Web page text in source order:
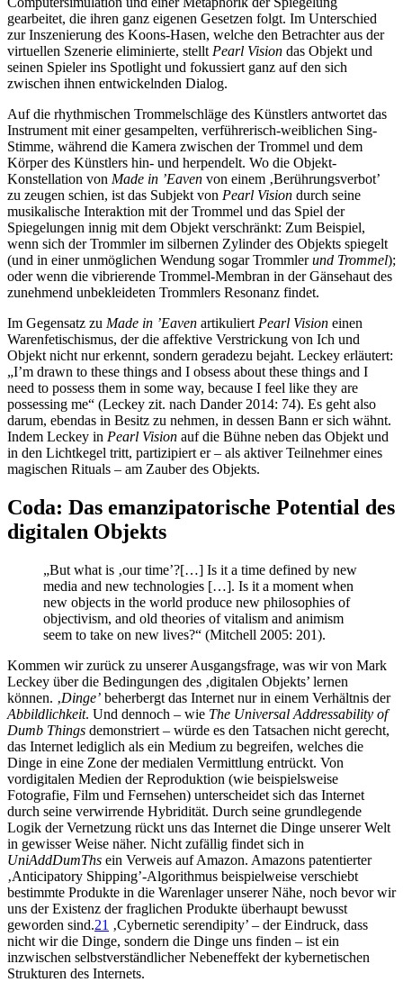
gearbeitet, die ihren ganz eigenen Gesetzen folgt. Im Unterschied
zur Inszenierung des Koons-Hasen, welche den Betrachter aus der
virtuellen Szenerie eliminierte, stellt Pearl Vision das Objekt und
seinen Spieler ins Spotlight und fokussiert ganz auf den sich
zwischen ihnen entwickelnden Dialog.
Auf die rhythmischen Trommelschläge des Künstlers antwortet das
Instrument mit einer gesampelten, verführerisch-weiblichen Sing-
Stimme, während die Kamera zwischen der Trommel und dem
Körper des Künstlers hin- und herpendelt. Wo die Objekt-
Konstellation von Made in ’Eaven von einem ‚Berührungsverbot’
zu zeugen schien, ist das Subjekt von Pearl Vision durch seine
musikalische Interaktion mit der Trommel und das Spiel der
Spiegelungen innig mit dem Objekt verschränkt: Zum Beispiel,
wenn sich der Trommler im silbernen Zylinder des Objekts spiegelt
(und in einer unmöglichen Wendung sogar Trommlerund Trommel);
oder wenn die vibrierende Trommel-Membran in der Gänsehaut des
zunehmend unbekleideten Trommlers Resonanz findet.
Im Gegensatz zu Made in ’Eaven artikuliert Pearl Vision einen
Warenfetischismus, der die affektive Verstrickung von Ich und
Objekt nicht nur erkennt, sondern geradezu bejaht. Leckey erläutert:
„I’m drawn to these things and I obsess about these things and I
need to possess them in some way, because I feel like they are
possessing me“ (Leckey zit. nach Dander 2014: 74). Es geht also
darum, ebendas in Besitz zu nehmen, in dessen Bann er sich wähnt.
Indem Leckey in Pearl Vision auf die Bühne neben das Objekt und
in den Lichtkegel tritt, partizipiert er – als aktiver Teilnehmer eines
magischen Rituals – am Zauber des Objekts.
Coda: Das emanzipatorische Potential des
digitalen Objekts
„But what is ‚our time’?[…] Is it a time defined by new
media and new technologies […]. Is it a moment when
new objects in the world produce new philosophies of
objectivism, and old theories of vitalism and animism
seem to take on new lives?“ (Mitchell 2005: 201).
Kommen wir zurück zu unserer Ausgangsfrage, was wir von Mark
Leckey über die Bedingungen des ‚digitalen Objekts’ lernen
können. ‚Dinge’ beherbergt das Internet nur in einem Verhältnis der
Abbildlichkeit. Und dennoch – wie The Universal Addressability of
Dumb Things demonstriert – würde es den Tatsachen nicht gerecht,
das Internet lediglich als ein Medium zu begreifen, welches die
Dinge in eine Zone der medialen Vermittlung entrückt. Von
vordigitalen Medien der Reproduktion (wie beispielsweise
Fotografie, Film und Fernsehen) unterscheidet sich das Internet
durch seine verwirrende Hybridität. Durch seine grundlegende
Logik der Vernetzung rückt uns das Internet die Dinge unserer Welt
in gewisser Weise näher. Nicht zufällig findet sich in
UniAddDumThs ein Verweis auf Amazon. Amazons patentierter
‚Anticipatory Shipping’-Algorithmus beispielweise verschiebt
bestimmte Produkte in die Warenlager unserer Nähe, noch bevor wir
uns der Existenz der fraglichen Produkte überhaupt bewusst
geworden sind.21 ‚Cybernetic serendipity’ – der Eindruck, dass
nicht wir die Dinge, sondern die Dinge uns finden – ist ein
inzwischen selbstverständlicher Nebeneffekt der kybernetischen
Strukturen des Internets.